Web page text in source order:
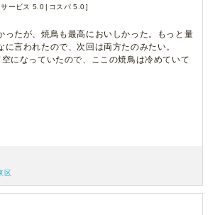
サービス 5.0 コスパ 5.0
ったが、焼鳥も最高においしかった。もっと量
言われたので、次回は両方たのみたい。
になっていたので、ここの焼鳥は冷めていて
区